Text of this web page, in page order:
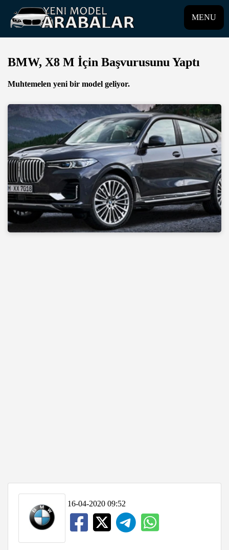
MENU
BMW, X8 M İçin Başvurusunu Yaptı
Muhtemelen yeni bir model geliyor.
16-04-2020 09:52